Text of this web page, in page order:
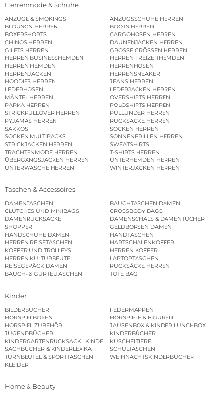
Herrenmode & Schuhe
ANZÜGE & SMOKINGS
ANZUGSSCHUHE HERREN
BLOUSON HERREN
BOOTS HERREN
BOXERSHORTS
CARGOHOSEN HERREN
CHINOS HERREN
DAUNENJACKEN HERREN
GILETS HERREN
GROSSE GRÖSSEN HERREN
HERREN BUSINESSHEMDEN
HERREN FREIZEITHEMDEN
HERREN HEMDEN
HERRENHOSEN
HERRENJACKEN
HERRENSNEAKER
HOODIES HERREN
JEANS HERREN
LEDERHOSEN
LEDERJACKEN HERREN
MÄNTEL HERREN
OVERSHIRTS HERREN
PARKA HERREN
POLOSHIRTS HERREN
STRICKPULLOVER HERREN
PULLUNDER HERREN
PYJAMAS HERREN
RUCKSÄCKE HERREN
SAKKOS
SOCKEN HERREN
SOCKEN MULTIPACKS
SONNENBRILLEN HERREN
STRICKJACKEN HERREN
SWEATSHIRTS
TRACHTENMODE HERREN
T-SHIRTS HERREN
ÜBERGANGSJACKEN HERREN
UNTERHEMDEN HERREN
UNTERWÄSCHE HERREN
WINTERJACKEN HERREN
Taschen & Accessoires
DAMENTASCHEN
BAUCHTASCHEN DAMEN
CLUTCHES UND MINIBAGS
CROSSBODY BAGS
DAMENRUCKSÄCKE
DAMENSCHALS & DAMENTÜCHER
SHOPPER
GELDBÖRSEN DAMEN
HANDSCHUHE DAMEN
HANDTASCHEN
HERREN REISETASCHEN
HARTSCHALENKOFFER
KOFFER UND TROLLEYS
HERREN KOFFER
HERREN KULTURBEUTEL
LAPTOPTASCHEN
REISEGEPÄCK DAMEN
RUCKSÄCKE HERREN
BAUCH- & GÜRTELTASCHEN
TOTE BAG
Kinder
BILDERBÜCHER
FEDERMAPPEN
HÖRSPIELBOXEN
HÖRSPIELE & FIGUREN
HÖRSPIEL ZUBEHÖR
JAUSENBOX & KINDER LUNCHBOX
JUGENDBÜCHER
KINDERBÜCHER
KINDERGARTENRUCKSACK | KINDERGARTENBEUTEL
KUSCHELTIERE
SACHBÜCHER & KINDERLEXIKA
SCHULTASCHEN
TURNBEUTEL & SPORTTASCHEN
WEIHNACHTSKINDERBÜCHER
KLEIDER
Home & Beauty